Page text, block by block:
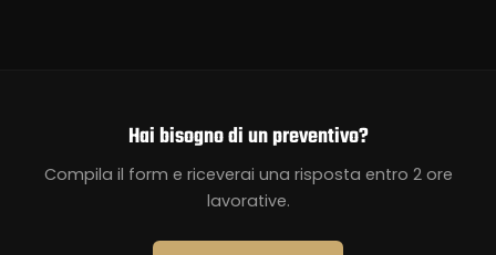
Hai bisogno di un preventivo?
Compila il form e riceverai una risposta entro 2 ore
lavorative.